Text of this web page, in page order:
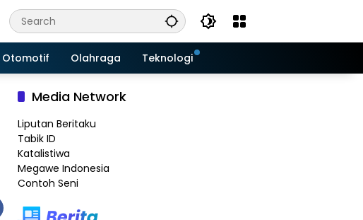
Otomotif Olahraga Teknologi
Media Network
Liputan Beritaku
Tabik ID
Katalistiwa
Megawe Indonesia
Contoh Seni